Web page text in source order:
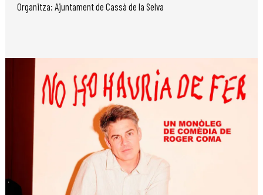
Organitza: Ajuntament de Cassà de la Selva